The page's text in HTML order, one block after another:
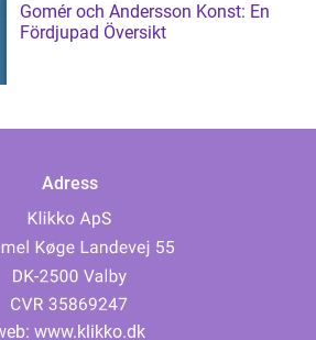
Gomér och Andersson Konst: En
Fördjupad Översikt
Adress
www.klikko.dk